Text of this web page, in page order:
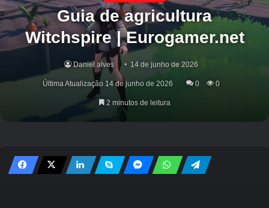
Guia de agricultura
Witchspire | Eurogamer.net
Daniel alves 14 de junho de 2026
Última Atualização 14 de junho de 2026 0 0
2 minutos de leitura